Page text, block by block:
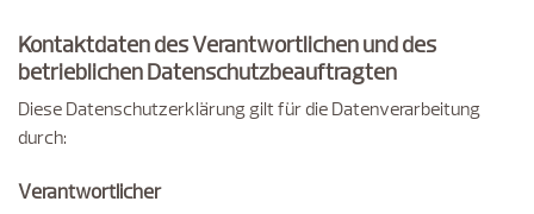
Kontaktdaten des Verantwortlichen und des
betrieblichen Datenschutzbeauftragten
Diese Datenschutzerklärung gilt für die Datenverarbeitung
durch:
Verantwortlicher